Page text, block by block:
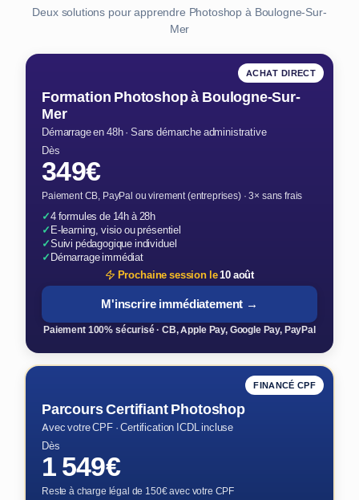
Deux solutions pour apprendre Photoshop à Boulogne-Sur-
Mer
ACHAT DIRECT
Formation Photoshop à Boulogne-Sur-
Mer
Démarrage en 48h · Sans démarche administrative
Dès
349€
Paiement CB, PayPal ou virement (entreprises) · 3× sans frais
✓4 formules de 14h à 28h
✓E-learning, visio ou présentiel
✓Suivi pédagogique individuel
✓Démarrage immédiat
Prochaine session le10 août
M'inscrire immédiatement →
Paiement 100% sécurisé · CB, Apple Pay, Google Pay, PayPal
FINANCÉ CPF
Parcours Certifiant Photoshop
Avec votre CPF · Certification ICDL incluse
Dès
1 549€
Reste à charge légal de 150€ avec votre CPF